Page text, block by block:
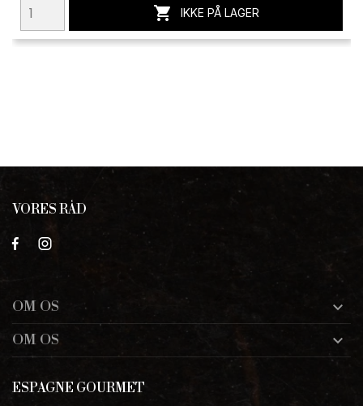
 IKKE PÅ LAGER
VORES RÅD
OM OS 
OM OS 
ESPAGNE GOURMET